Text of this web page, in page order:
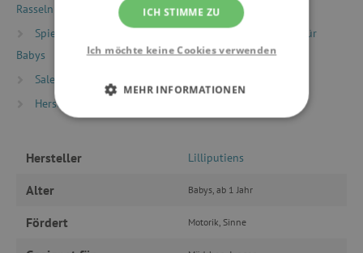
Rasseln
Spielzeug nach Alter
Spielzeug und Ausstattung für
Babys
Sale %
Hersteller
Hersteller Lilliputiens
Alter Babys, ab 1 Jahr
Fördert Motorik, Sinne
ICH STIMME ZU
Ich möchte keine Cookies verwenden
MEHR INFORMATIONEN
UNBEDINGT ERFORDERLICH